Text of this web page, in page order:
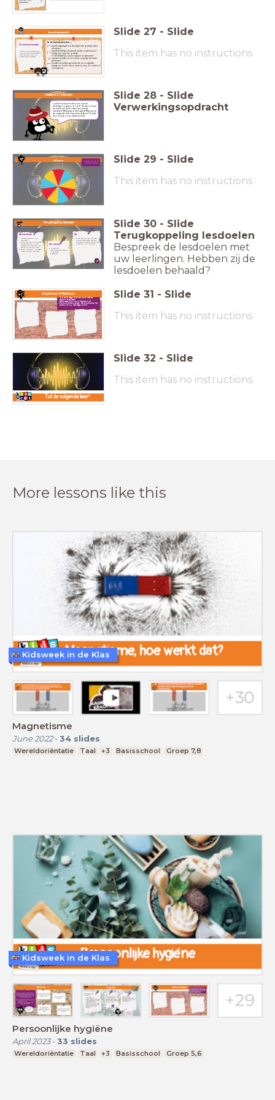
uitvoeren.
Verwerkingsopdracht
De instructievideo wordt uitgelegdhoe de kijker het proefje moet
uitvoeren.
wordt duidelijk benoemd welkematerialen er
nodig zijn voor het proefje.
is het duidelijkwelke stappen er genomen
moeten worden en inwelke volgorde dit moet
gebeuren.
worden woorden gebruikt die een volgorde
aangeven (zoalseerst, daarna, dan, nu, straksen
vervolgens).
In de instructievideo ...
Slide 27 - Slide
This item has no instructions
Feedback & Publiceren
Laat de instructievideo zien aan de
leerlingen in groep 4, 5 of 6. Kunnen zij aan
de hand van jullie video het proefje
uitvoeren? Wat ging al heel goed? Wat kun je
de volgende keer nog beter oefenen? Schrijf
tips en tops in je projectschrift.
Slide 28 - Slide
Verwerkingsopdracht
Reflectie Draai aan het rad en
bespreek de vraag! Slide 29 - Slide
This item has no instructions
Wereldoriëntatie
Ik weet hoe geluid zich
verplaatst.
Ik kan een aantal belangrijke
onderdelen van het oor
noemen die nodig zijn om
geluid te kunnen horen.
Ik kan het verschil uitleggen
tussen hoge en lage tonen.
Terugkoppeling lesdoelen
Woordenschat
Ik weet wat
de belangrijke woorden
uit de tekst
betekenen.
Taal
Slide 30 - Slide
Terugkoppeling lesdoelen
Bespreek de lesdoelen met
uw leerlingen. Hebben zij de
lesdoelen behaald?
Vragenmuur & Weetmuur
Op welke vragen hebben jullie deze les
antwoord gekregen?
Welke vragen zijn nog onbeantwoord?
Hoe kun je ervoor zorgen dat je toch achter het
antwoord op deze vragen komt?
Slide 31 - Slide
This item has no instructions
Tot de volgende keer!
Slide 32 - Slide
This item has no instructions
More lessons like this
Magnetisme
June 2022- 34 slides
Wereldoriëntatie Taal +3 Basisschool Groep 7,8
Kidsweek in de Klas
Persoonlijke hygiëne
April 2023- 33 slides
Wereldoriëntatie Taal +3 Basisschool Groep 5,6
Kidsweek in de Klas